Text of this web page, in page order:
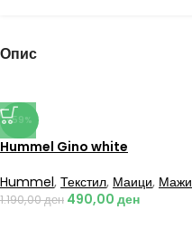
Опис
-59%
Hummel Gino white
Hummel, Текстил, Маици, Мажи
1.190,00ден 490,00 ден